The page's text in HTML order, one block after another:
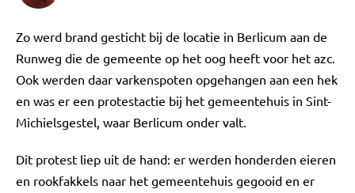
Zo werd brand gesticht bij de locatie in Berlicum aan de
Runweg die de gemeente op het oog heeft voor het azc.
Ook werden daar varkenspoten opgehangen aan een hek
en was er een protestactie bij het gemeentehuis in Sint-
Michielsgestel, waar Berlicum onder valt.
Dit protest liep uit de hand: er werden honderden eieren
en rookfakkels naar het gemeentehuis gegooid en er